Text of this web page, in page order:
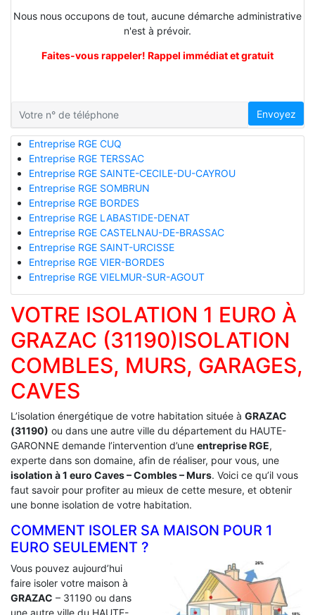
Nous nous occupons de tout, aucune démarche administrative
n'est à prévoir.
Faites-vous rappeler! Rappel immédiat et gratuit
Envoyez
Entreprise RGE CUQ
Entreprise RGE TERSSAC
Entreprise RGE SAINTE-CECILE-DU-CAYROU
Entreprise RGE SOMBRUN
Entreprise RGE BORDES
Entreprise RGE LABASTIDE-DENAT
Entreprise RGE CASTELNAU-DE-BRASSAC
Entreprise RGE SAINT-URCISSE
Entreprise RGE VIER-BORDES
Entreprise RGE VIELMUR-SUR-AGOUT
VOTRE ISOLATION 1 EURO À
GRAZAC (31190)ISOLATION
COMBLES, MURS, GARAGES,
CAVES
L’isolation énergétique de votre habitation située à GRAZAC
(31190) ou dans une autre ville du département du HAUTE-
GARONNE demande l’intervention d’une entreprise RGE,
experte dans son domaine, afin de réaliser, pour vous, une
isolation à 1 euro Caves – Combles – Murs. Voici ce qu’il vous
faut savoir pour profiter au mieux de cette mesure, et obtenir
une bonne isolation de votre habitation.
COMMENT ISOLER SA MAISON POUR 1
EURO SEULEMENT ?
Vous pouvez aujourd’hui
faire isoler votre maison à
GRAZAC – 31190 ou dans